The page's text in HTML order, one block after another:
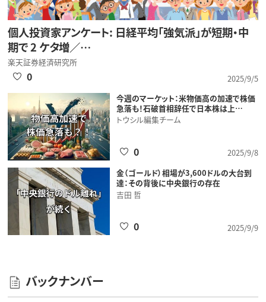
個人投資家アンケート: 日経平均「強気派」が短期・中
期で 2 ケタ増／…
楽天証券経済研究所
2025/9/5
0
今週のマーケット：米物価高の加速で株価
急落も！石破首相辞任で日本株は上…
トウシル編集チーム
2025/9/8
0
金（ゴールド）相場が3,600ドルの大台到
達：その背後に中央銀行の存在
吉田 哲
2025/9/9
0
バックナンバー